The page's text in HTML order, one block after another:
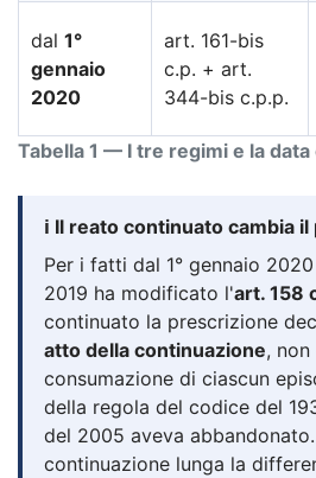
Tabella 1 — I tre regimi e la data
dal 1°
gennaio
2020
art. 161-bis
c.p. + art.
344-bis c.p.p.
ℹ️ Il reato continuato cambia
Per i fatti dal 1° gennaio
2019 ha modificato l'art. 158
continuato la prescrizione
atto della continuazione, non
consumazione di ciascun
della regola del codice del
del 2005 aveva abbandonato.
continuazione lunga la